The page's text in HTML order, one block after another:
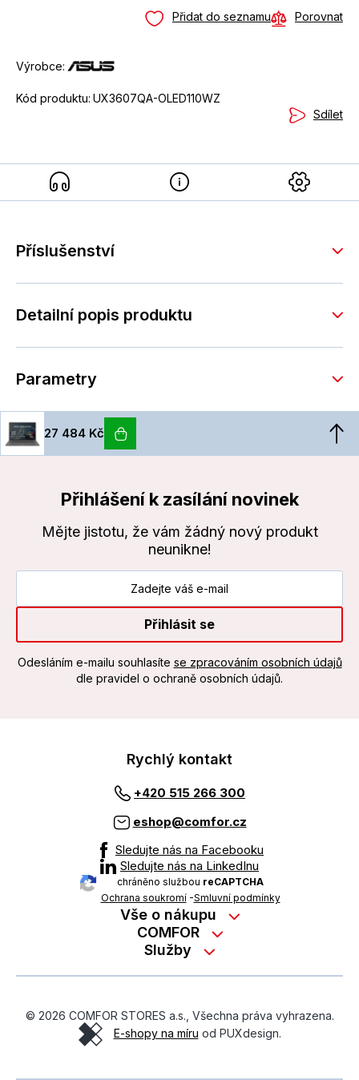
Přidat do seznamu Porovnat
Výrobce:
Kód produktu: UX3607QA-OLED110WZ
Sdílet
Příslušenství
Detailní popis produktu
Parametry
27 484 Kč
Přihlášení k zasílání novinek
Mějte jistotu, že vám žádný nový produkt
neunikne!
Přihlásit se
Odesláním e-mailu souhlasíte se zpracováním osobních údajů
dle pravidel o ochraně osobních údajů.
Rychlý kontakt
+420 515 266 300
eshop@comfor.cz
Sledujte nás na Facebooku
Sledujte nás na LinkedInu
chráněno službou reCAPTCHA
Ochrana soukromí-Smluvní podmínky
Vše o nákupu
Nákup na splátky
Možnosti platby
Obchodní podmínky
Ochrana osobních údajů
COMFOR
Kontakty
Kariéra
O revimarketu
Služby
On-line podpora
© 2026 COMFOR STORES a.s., Všechna práva vyhrazena.
E-shopy na míru od PUXdesign.